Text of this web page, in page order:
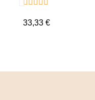
    
33,33 €